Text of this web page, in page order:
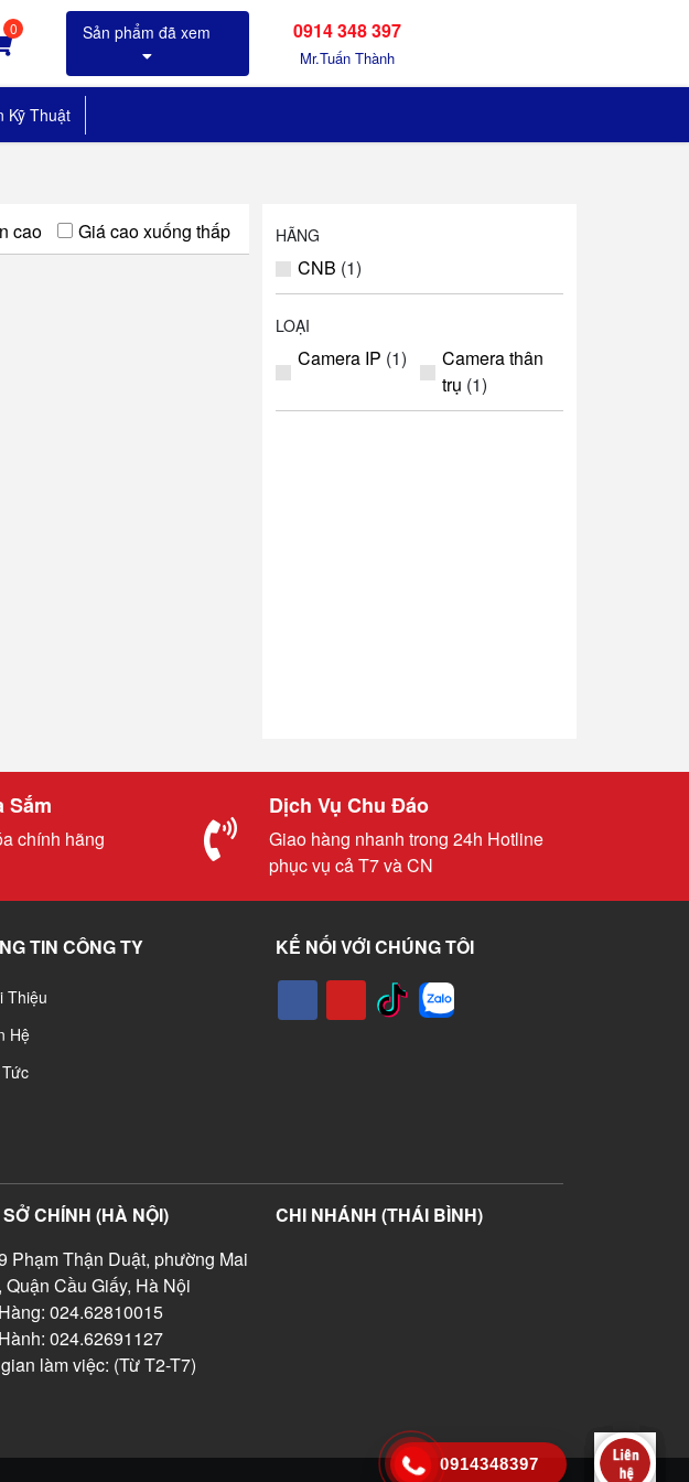
0 0914 348 397
Mr.Tuấn Thành
Kỹ Thuật
cao Giá cao xuống thấp HÃNG
CNB (1)
LOẠI
Camera IP (1)
Camera thân
trụ (1)
Sắm
chính hãng
Dịch Vụ Chu Đáo
Giao hàng nhanh trong 24h Hotline
phục vụ cả T7 và CN
TIN CÔNG TY
Thiệu
Hệ
KẾ NỐI VỚI CHÚNG TÔI
CHÍNH (HÀ NỘI)
Phạm Thận Duật, phường Mai
Quận Cầu Giấy, Hà Nội
024.62810015
024.62691127
làm việc: (Từ T2-T7)
CHI NHÁNH (THÁI BÌNH)
0914348397